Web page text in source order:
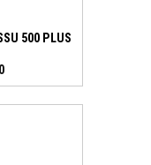
500 PLUS